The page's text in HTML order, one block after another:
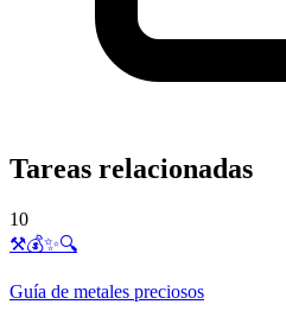
Tareas relacionadas
10
⚒️💰✨🔍
Guía de metales preciosos